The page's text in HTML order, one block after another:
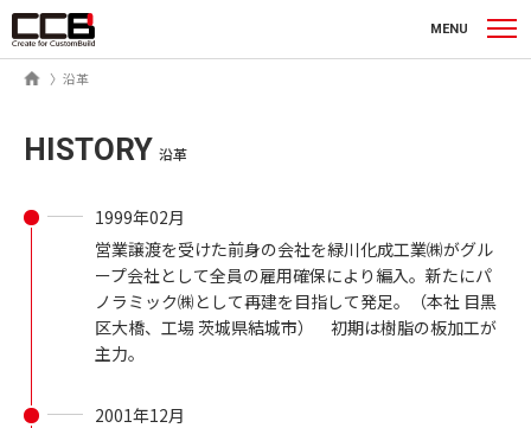
MENU
ホーム
沿革
HISTORY 沿革
1999年02月
営業譲渡を受けた前身の会社を緑川化成工業㈱がグル
ープ会社として全員の雇用確保により編入。新たにパ
ノラミック㈱として再建を目指して発足。（本社 目黒
区大橋、工場 茨城県結城市） 初期は樹脂の板加工が
主力。
2001年12月